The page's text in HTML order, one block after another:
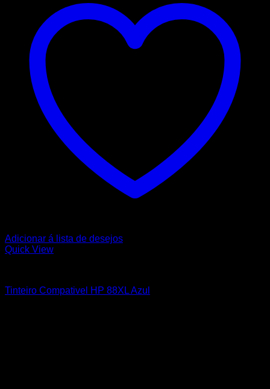
Adicionar á lista de desejos
Quick View
Tinteiro Compativel HP 88XL Azul